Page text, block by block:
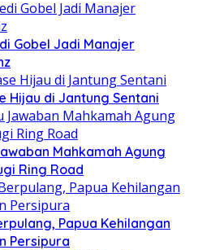
Gobel Jadi Manajer
Hijau di Jantung Sentani
Mahkamah Agung
Ring Road
Papua Kehilangan
Persipura